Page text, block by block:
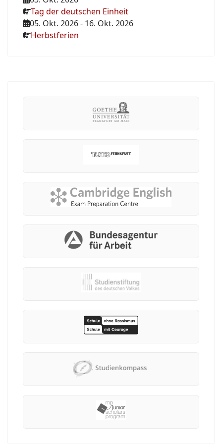
Tag der deutschen Einheit
05. Okt. 2026- 16. Okt. 2026
Herbstferien